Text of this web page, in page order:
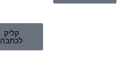
קליק
לכתבה